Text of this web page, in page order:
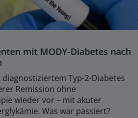
mit MODY-Diabetes nach
Typ-2-Diabetes
Remission ohne
wieder vor – mit akuter
Was war passiert?